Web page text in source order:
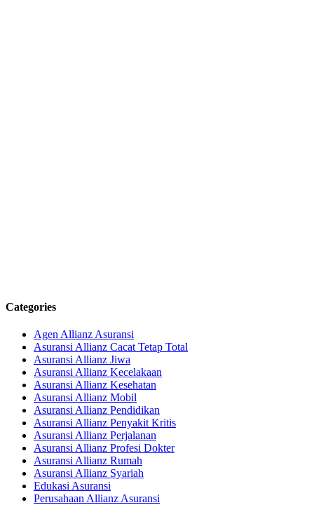
Categories
Agen Allianz Asuransi
Asuransi Allianz Cacat Tetap Total
Asuransi Allianz Jiwa
Asuransi Allianz Kecelakaan
Asuransi Allianz Kesehatan
Asuransi Allianz Mobil
Asuransi Allianz Pendidikan
Asuransi Allianz Penyakit Kritis
Asuransi Allianz Perjalanan
Asuransi Allianz Profesi Dokter
Asuransi Allianz Rumah
Asuransi Allianz Syariah
Edukasi Asuransi
Perusahaan Allianz Asuransi